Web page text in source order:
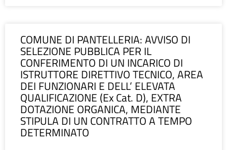
COMUNE DI PANTELLERIA: AVVISO DI
SELEZIONE PUBBLICA PER IL
CONFERIMENTO DI UN INCARICO DI
ISTRUTTORE DIRETTIVO TECNICO, AREA
DEI FUNZIONARI E DELL’ ELEVATA
QUALIFICAZIONE (Ex Cat. D), EXTRA
DOTAZIONE ORGANICA, MEDIANTE
STIPULA DI UN CONTRATTO A TEMPO
DETERMINATO